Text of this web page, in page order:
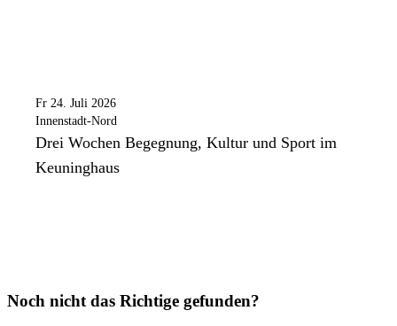
Fr 24. Juli 2026
Innenstadt-Nord
Drei Wochen Begegnung, Kultur und Sport im
Keuninghaus
Noch nicht das Richtige gefunden?